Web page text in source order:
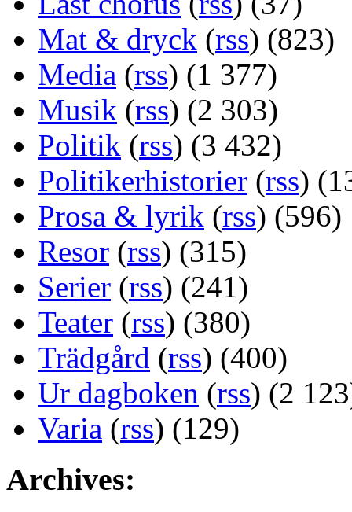
Mat & dryck (rss) (823)
Media (rss) (1 377)
Musik (rss) (2 303)
Politik (rss) (3 432)
Politikerhistorier (rss)
Prosa & lyrik (rss) (596)
Resor (rss) (315)
Serier (rss) (241)
Teater (rss) (380)
Trädgård (rss) (400)
Ur dagboken (rss) (2
Varia (rss) (129)
Archives: